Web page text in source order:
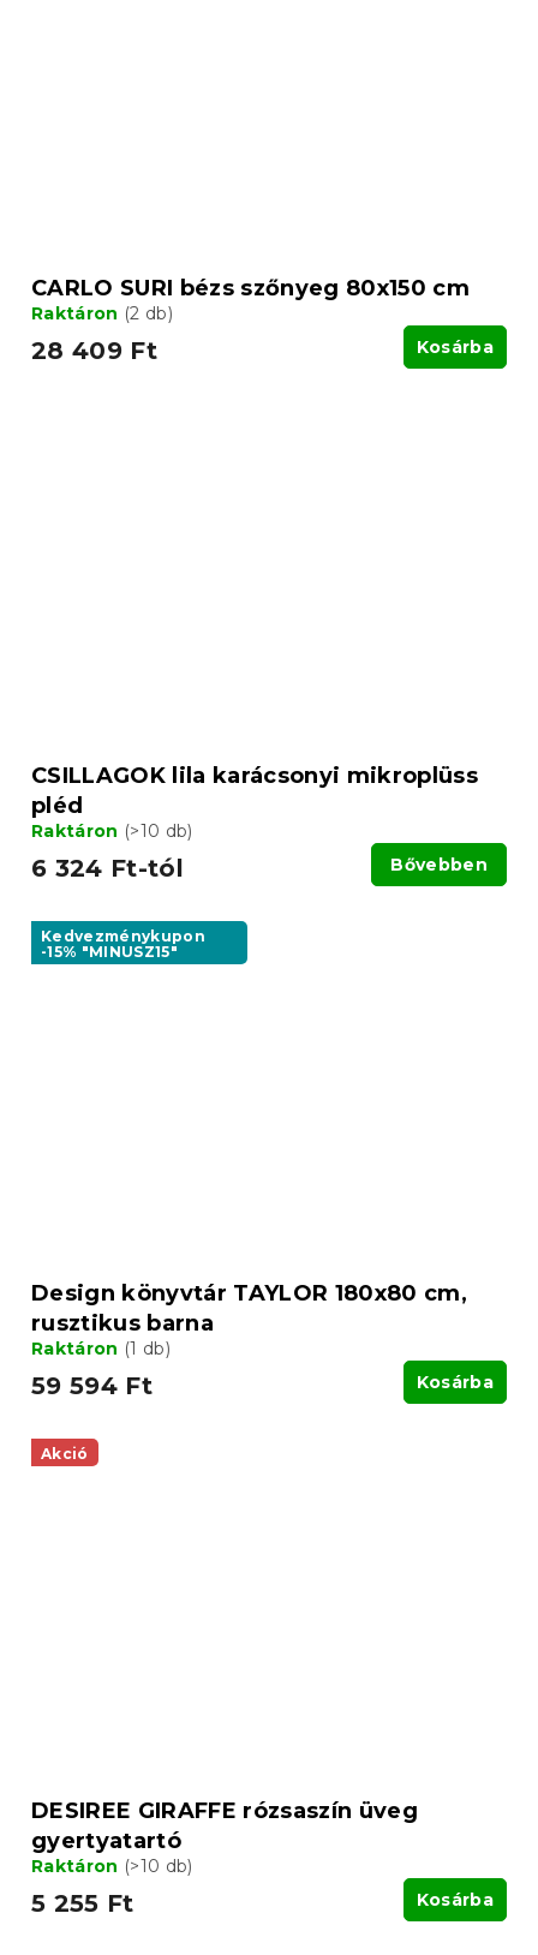
CARLO SURI bézs szőnyeg 80x150 cm
Raktáron (2 db)
28 409 Ft Kosárba
CSILLAGOK lila karácsonyi mikroplüss
pléd
Raktáron (>10 db)
6 324 Ft-tól Bővebben
Kedvezménykupon
-15% "MINUSZ15"
Design könyvtár TAYLOR 180x80 cm,
rusztikus barna
Raktáron (1 db)
59 594 Ft Kosárba
Akció
DESIREE GIRAFFE rózsaszín üveg
gyertyatartó
Raktáron (>10 db)
5 255 Ft Kosárba